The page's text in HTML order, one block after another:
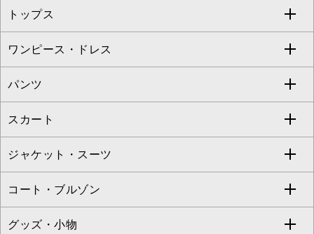
トップス
すべてのトップス
カットソー・Tシャツ
ブラウス・シャツ
ニット・セーター
カーディガン
アンサンブルセット
ワンピース・ドレス
すべてのワンピース・ドレス
ワンピース
ドレス
チュニック
ジャンパースカート
パンツ
すべてのパンツ
フルレングスパンツ
クロップド・半端丈パンツ
ガウチョ・ワイドパンツ
スカート
すべてのスカート
ロング・マキシ丈スカート
ひざ丈スカート
ジャケット・スーツ
すべてのジャケット・スーツ
テーラードジャケット
コート・ブルゾン
すべてのコート・ブルゾン
グッズ・小物